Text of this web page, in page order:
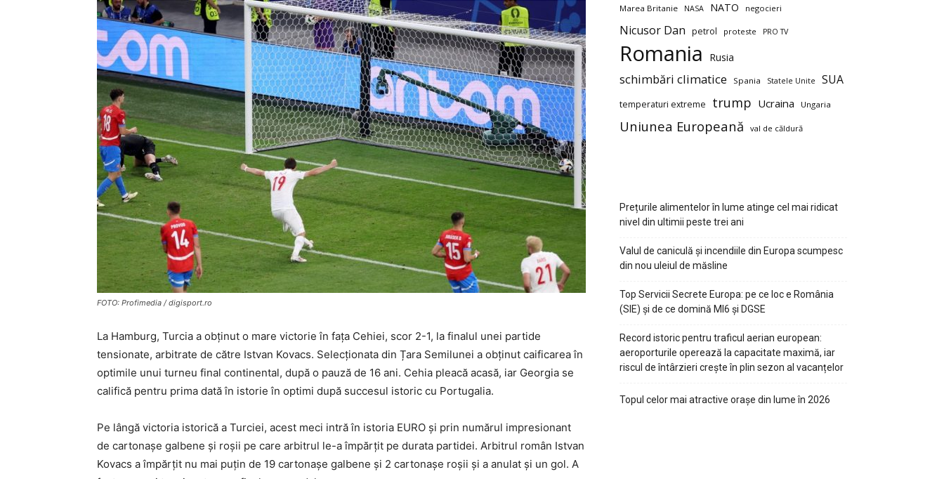
FOTO: Profimedia / digisport.ro
La Hamburg, Turcia a obținut o mare victorie în fața Cehiei, scor 2-1, la finalul unei partide
tensionate, arbitrate de către Istvan Kovacs. Selecționata din Țara Semilunei a obținut caificarea în
optimile unui turneu final continental, după o pauză de 16 ani. Cehia pleacă acasă, iar Georgia se
califică pentru prima dată în istorie în optimi după succesul istoric cu Portugalia.
Pe lângă victoria istorică a Turciei, acest meci intră în istoria EURO și prin numărul impresionant
de cartonașe galbene și roșii pe care arbitrul le-a împărțit pe durata partidei. Arbitrul român Istvan
Kovacs a împărțit nu mai puțin de 19 cartonașe galbene și 2 cartonașe roșii și a anulat și un gol. A
Marea Britanie NASA NATO negocieri
Nicusor Dan petrol proteste PRO TV
Romania Rusia
schimbări climatice Spania Statele Unite SUA
temperaturi extreme trump Ucraina Ungaria
Uniunea Europeană val de căldură
Prețurile alimentelor în lume atinge cel mai ridicat
nivel din ultimii peste trei ani
Valul de caniculă și incendiile din Europa scumpesc
din nou uleiul de măsline
Top Servicii Secrete Europa: pe ce loc e România
(SIE) și de ce domină MI6 și DGSE
Record istoric pentru traficul aerian european:
aeroporturile operează la capacitate maximă, iar
riscul de întârzieri crește în plin sezon al vacanțelor
Topul celor mai atractive orașe din lume în 2026